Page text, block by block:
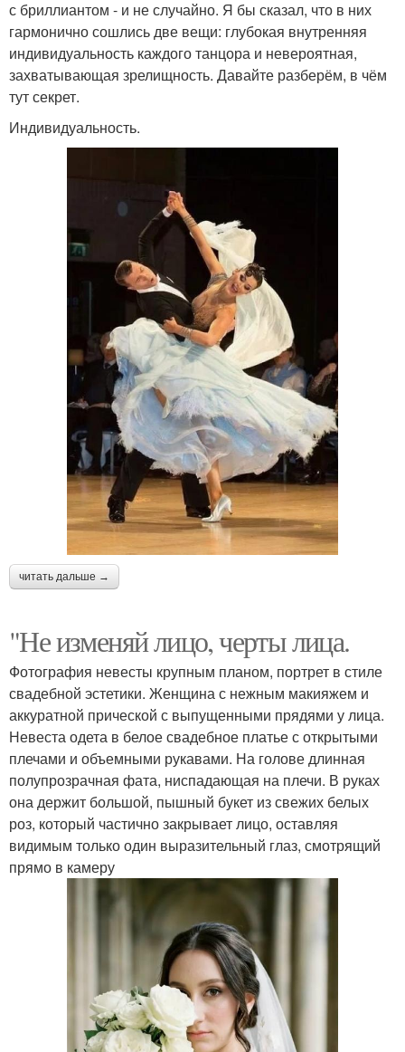
с бриллиантом - и не случайно. Я бы сказал, что в них
гармонично сошлись две вещи: глубокая внутренняя
индивидуальность каждого танцора и невероятная,
захватывающая зрелищность. Давайте разберём, в чём
тут секрет.
Индивидуальность.
читать дальше →
"Не изменяй лицо, черты лица.
Фотография невесты крупным планом, портрет в стиле
свадебной эстетики. Женщина с нежным макияжем и
аккуратной прической с выпущенными прядями у лица.
Невеста одета в белое свадебное платье с открытыми
плечами и объемными рукавами. На голове длинная
полупрозрачная фата, ниспадающая на плечи. В руках
она держит большой, пышный букет из свежих белых
роз, который частично закрывает лицо, оставляя
видимым только один выразительный глаз, смотрящий
прямо в камеру